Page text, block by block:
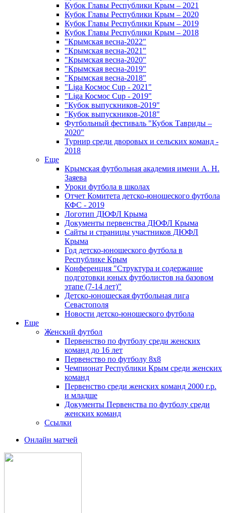
Кубок Главы Республики Крым – 2021
Кубок Главы Республики Крым – 2020
Кубок Главы Республики Крым – 2019
Кубок Главы Республики Крым – 2018
"Крымская весна-2022"
"Крымская весна-2021"
"Крымская весна-2020"
"Крымская весна-2019"
"Крымская весна-2018"
"Liga Космос Cup - 2021"
"Liga Космос Cup - 2019"
"Кубок выпускников-2019"
"Кубок выпускников-2018"
Футбольный фестиваль "Кубок Тавриды –
2020"
Турнир среди дворовых и сельских команд -
2018
Еще
Крымская футбольная академия имени А. Н.
Заяева
Уроки футбола в школах
Отчет Комитета детско-юношеского футбола
КФС - 2019
Логотип ДЮФЛ Крыма
Документы первенства ДЮФЛ Крыма
Сайты и страницы участников ДЮФЛ
Крыма
Год детско-юношеского футбола в
Республике Крым
Конференция "Структура и содержание
подготовки юных футболистов на базовом
этапе (7-14 лет)"
Детско-юношеская футбольная лига
Севастополя
Новости детско-юношеского футбола
Еще
Женский футбол
Первенство по футболу среди женских
команд до 16 лет
Первенство по футболу 8х8
Чемпионат Республики Крым среди женских
команд
Первенство среди женских команд 2000 г.р.
и младше
Документы Первенства по футболу среди
женских команд
Ссылки
Онлайн матчей